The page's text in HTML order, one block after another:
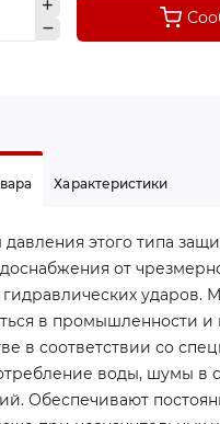
Характеристики
давления этого типа
от
ударов.
в промышленности и
в соответствии со
воды, шумы в
Обеспечивают